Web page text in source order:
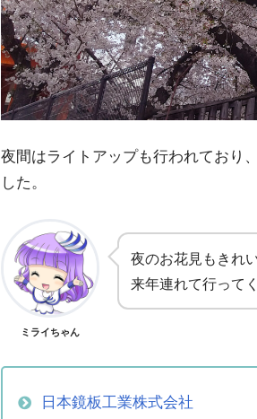
夜間はライトアップも行われており
した。
ミライちゃん
夜のお花見もきれ
来年連れて行って
日本鏡板工業株式会社